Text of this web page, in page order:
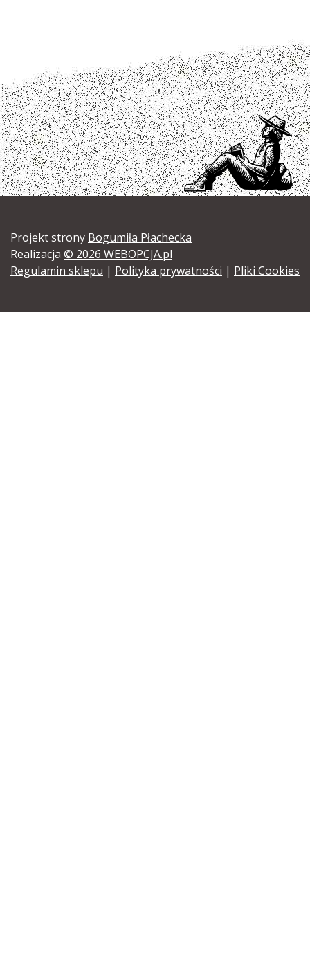
Projekt strony Bogumiła Płachecka
Realizacja © 2026 WEBOPCJA.pl
Regulamin sklepu | Polityka prywatności | Pliki Cookies